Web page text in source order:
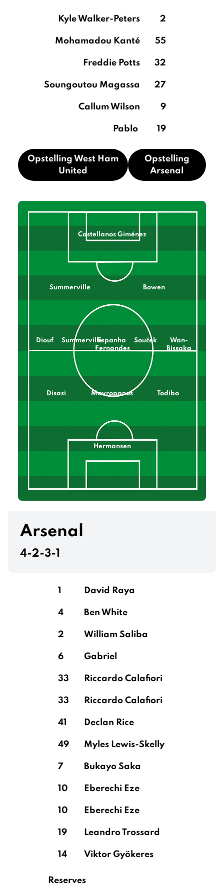
Kyle Walker-Peters 2
Mohamadou Kanté 55
Freddie Potts 32
Soungoutou Magassa 27
Callum Wilson 9
Pablo 19
Opstelling West Ham
United
Opstelling
Arsenal
Castellanos Giménez
Summerville Bowen
Diouf SummervilleEspanha
Fernandes
Souček
Wan-
Bissaka
Disasi Mavropanos Todibo
Hermansen
Arsenal
4-2-3-1
1 David Raya
4 Ben White
2 William Saliba
6 Gabriel
33 Riccardo Calafiori
33 Riccardo Calafiori
41 Declan Rice
49 Myles Lewis-Skelly
7 Bukayo Saka
10 Eberechi Eze
10 Eberechi Eze
19 Leandro Trossard
14 Viktor Gyökeres
Reserves